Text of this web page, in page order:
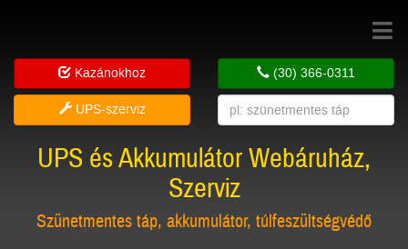
Toggle
Kazánokhoz
UPS-szerviz
(30) 366-0311
UPS és Akkumulátor Webáruház,
Szerviz
Szünetmentes táp, akkumulátor, túlfeszültségvédő